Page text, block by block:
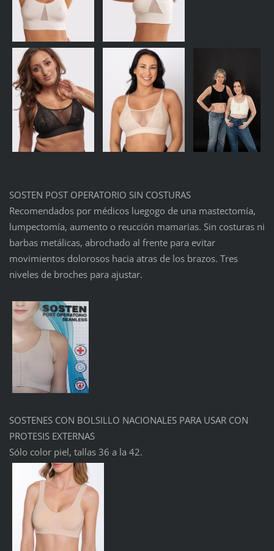
SOSTEN POST OPERATORIO SIN COSTURAS
Recomendados por médicos luegogo de una mastectomía,
lumpectomía, aumento o reucción mamarias. Sin costuras ni
barbas metálicas, abrochado al frente para evitar
movimientos dolorosos hacia atras de los brazos. Tres
niveles de broches para ajustar.
SOSTENES CON BOLSILLO NACIONALES PARA USAR CON
PROTESIS EXTERNAS
Sólo color piel, tallas 36 a la 42.